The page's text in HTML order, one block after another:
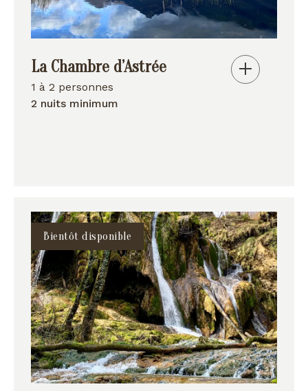
La Chambre d’Astrée
1 à 2 personnes
2 nuits minimum
Bientôt disponible